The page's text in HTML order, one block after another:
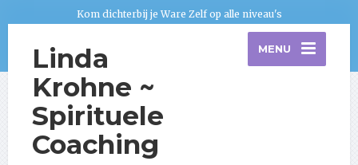
Kom dichterbij je Ware Zelf op alle niveau's
Linda
Krohne ~
Spirituele
Coaching
MENU